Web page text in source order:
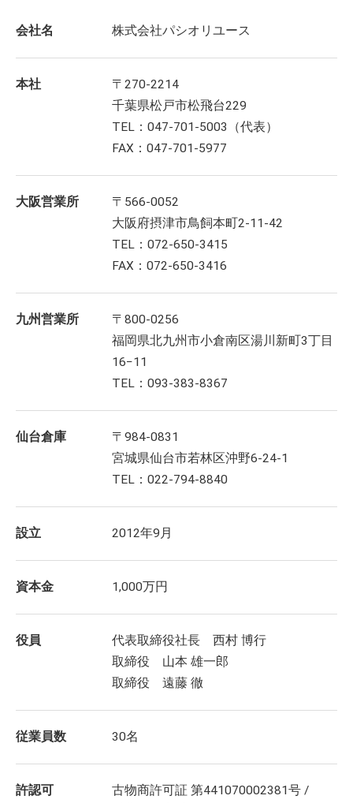
会社名 株式会社パシオリユース
本社
〒270-2214
千葉県松戸市松飛台229
TEL：047-701-5003（代表）
FAX：047-701-5977
大阪営業所
〒566-0052
大阪府摂津市鳥飼本町2-11-42
TEL：072-650-3415
FAX：072-650-3416
九州営業所
〒800-0256
福岡県北九州市小倉南区湯川新町3丁目
16−11
TEL：093-383-8367
仙台倉庫
〒984-0831
宮城県仙台市若林区沖野6-24-1
TEL：022-794-8840
設立 2012年9月
資本金 1,000万円
役員
代表取締役社長 西村 博行
取締役 山本 雄一郎
取締役 遠藤 徹
従業員数 30名
許認可
古物商許可証 第441070002381号 /